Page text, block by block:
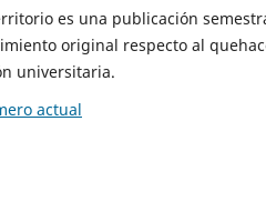
es una publicación
original respecto al
universitaria.
actual